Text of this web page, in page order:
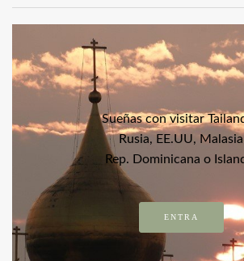
Sueñas con visitar
Rusia, EE.UU, Malasia
Rep. Dominicana o
ENTRA